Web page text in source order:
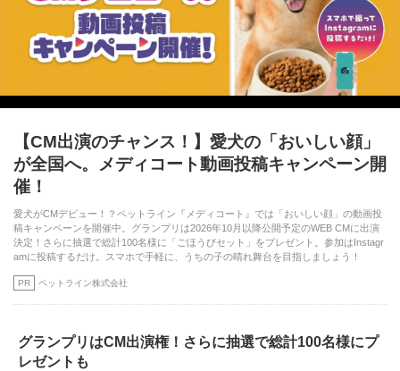
【CM出演のチャンス！】愛犬の「おいしい顔」
が全国へ。メディコート動画投稿キャンペーン開
催！
愛犬がCMデビュー！？ペットライン『メディコート』では「おいしい顔」の動画投
稿キャンペーンを開催中。グランプリは2026年10月以降公開予定のWEB CMに出演
決定！さらに抽選で総計100名様に「ごほうびセット」をプレゼント。参加はInstagr
amに投稿するだけ。スマホで手軽に、うちの子の晴れ舞台を目指しましょう！
PR ペットライン株式会社
グランプリはCM出演権！さらに抽選で総計100名様にプ
レゼントも